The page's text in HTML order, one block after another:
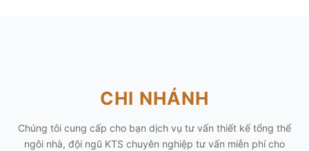
CHI NHÁNH
Chúng tôi cung cấp cho bạn dịch vụ tư vấn thiết kế tổng thể
ngôi nhà, đội ngũ KTS chuyên nghiệp tư vấn miễn phí cho